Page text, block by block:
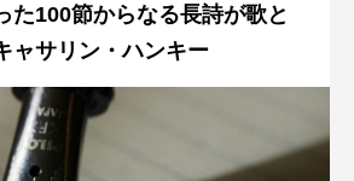
卒業後、故郷
た100節からなる長詩が歌と
サリン・ハンキー